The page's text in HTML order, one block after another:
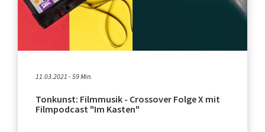
11.03.2021 - 59 Min.
Tonkunst: Filmmusik - Crossover Folge X mit
Filmpodcast "Im Kasten"